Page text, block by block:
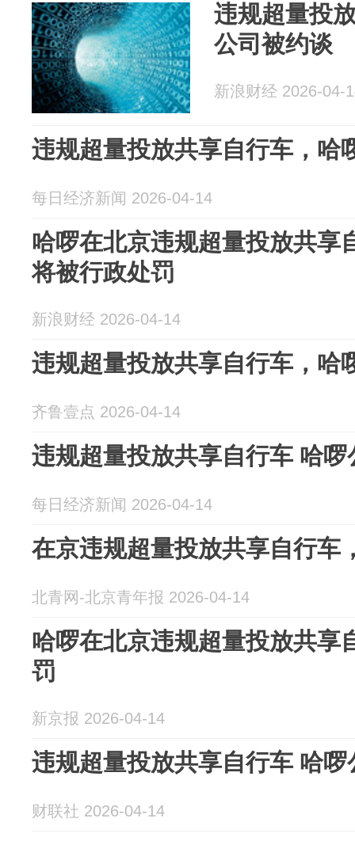
违规超量投
公司被约谈
新浪财经 2026-04-
违规超量投放共享自行车，哈
每日经济新闻 2026-04-14
哈啰在北京违规超量投放共享
将被行政处罚
新浪财经 2026-04-14
违规超量投放共享自行车，哈
齐鲁壹点 2026-04-14
违规超量投放共享自行车 哈啰
每日经济新闻 2026-04-14
在京违规超量投放共享自行车
北青网-北京青年报 2026-04-14
哈啰在北京违规超量投放共享
罚
新京报 2026-04-14
违规超量投放共享自行车 哈啰
财联社 2026-04-14